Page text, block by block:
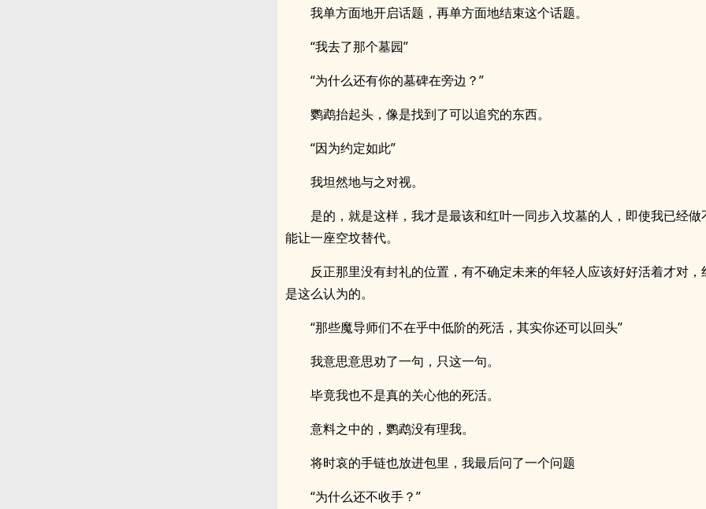
我单方面地开启话题，再单方面地结束这个话题。
“我去了那个墓园”
“为什么还有你的墓碑在旁边？”
鹦鹉抬起头，像是找到了可以追究的东西。
“因为约定如此”
我坦然地与之对视。
是的，就是这样，我才是最该和红叶一同步入坟墓的人，即使我已经做
能让一座空坟替代。
反正那里没有封礼的位置，有不确定未来的年轻人应该好好活着才对，
是这么认为的。
“那些魔导师们不在乎中低阶的死活，其实你还可以回头”
我意思意思劝了一句，只这一句。
毕竟我也不是真的关心他的死活。
意料之中的，鹦鹉没有理我。
将时哀的手链也放进包里，我最后问了一个问题
“为什么还不收手？”